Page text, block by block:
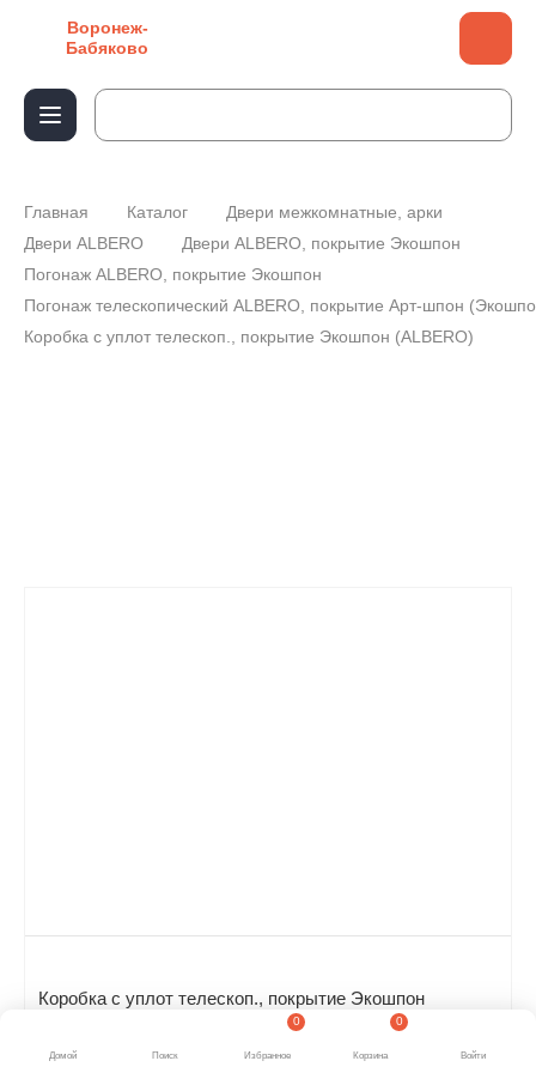
Воронеж-
Бабяково
Домой Поиск
0
Избранное
0
Корзина Войти
Главная Каталог
Двери межкомнатные, арки
Двери ALBERO
Двери ALBERO, покрытие Экошпон
Погонаж ALBERO, покрытие Экошпон
Погонаж телескопический ALBERO, покрытие Арт-шпон
Коробка с уплот телескоп., покрытие Экошпон (ALBERO)
Коробка с уплот телескоп., покрытие Экошпон
(ALBERO) (ясень пепельный, 70*28, 2070)
Подробнее